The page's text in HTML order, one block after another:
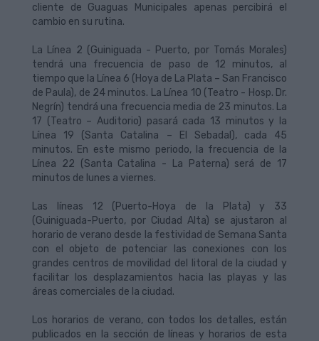
cliente de Guaguas Municipales apenas percibirá el
cambio en su rutina.
La Línea 2 (Guiniguada - Puerto, por Tomás Morales)
tendrá una frecuencia de paso de 12 minutos, al
tiempo que la Línea 6 (Hoya de La Plata – San Francisco
de Paula), de 24 minutos. La Línea 10 (Teatro - Hosp. Dr.
Negrín) tendrá una frecuencia media de 23 minutos. La
17 (Teatro – Auditorio) pasará cada 13 minutos y la
Línea 19 (Santa Catalina – El Sebadal), cada 45
minutos. En este mismo periodo, la frecuencia de la
Línea 22 (Santa Catalina - La Paterna) será de 17
minutos de lunes a viernes.
Las líneas 12 (Puerto-Hoya de la Plata) y 33
(Guiniguada-Puerto, por Ciudad Alta) se ajustaron al
horario de verano desde la festividad de Semana Santa
con el objeto de potenciar las conexiones con los
grandes centros de movilidad del litoral de la ciudad y
facilitar los desplazamientos hacia las playas y las
áreas comerciales de la ciudad.
Los horarios de verano, con todos los detalles, están
publicados en la sección de líneas y horarios de esta